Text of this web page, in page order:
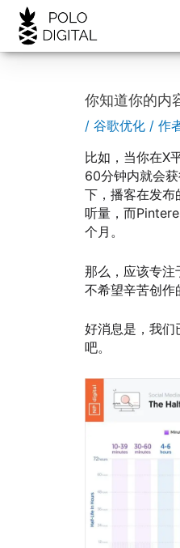
你知道你的内
/ 谷歌优化/ 作
比如，当你在X
60分钟内就会
下，播客在发布
听量，而
个月。
那么，应该专注
不希望辛苦创作
好消息是，我
吧。